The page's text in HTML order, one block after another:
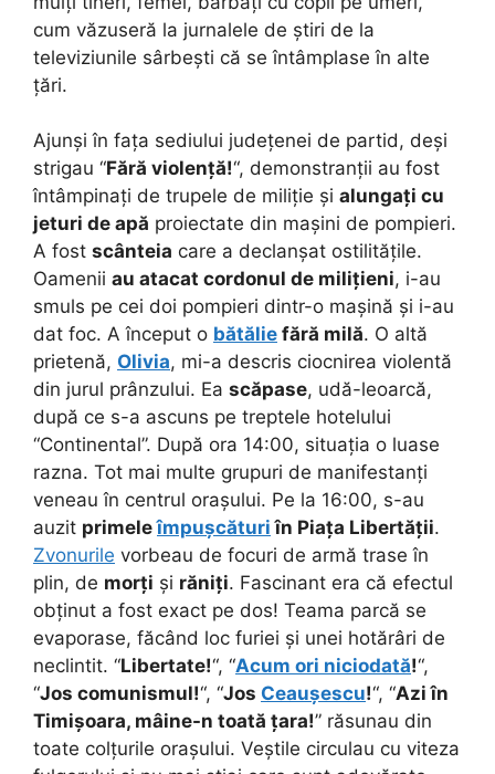
cum văzuseră la jurnalele de știri de la
televiziunile sârbești că se întâmplase în alte
țări.
Ajunși în fața sediului județenei de partid, deși
strigau “Fără violență!“, demonstranții au fost
întâmpinați de trupele de miliție și alungați cu
jeturi de apă proiectate din mașini de pompieri.
A fost scânteia care a declanșat ostilitățile.
Oamenii au atacat cordonul de milițieni, i-au
smuls pe cei doi pompieri dintr-o mașină și i-au
dat foc. A început o bătălie fără milă. O altă
prietenă, Olivia, mi-a descris ciocnirea violentă
din jurul prânzului. Ea scăpase, udă-leoarcă,
după ce s-a ascuns pe treptele hotelului
“Continental”. După ora 14:00, situația o luase
razna. Tot mai multe grupuri de manifestanți
veneau în centrul orașului. Pe la 16:00, s-au
auzit primeleîmpușcături în Piața Libertății.
Zvonurile vorbeau de focuri de armă trase în
plin, de morți și răniți. Fascinant era că efectul
obținut a fost exact pe dos! Teama parcă se
evaporase, făcând loc furiei și unei hotărâri de
neclintit. “Libertate!“, “Acum ori niciodată!“,
“Jos comunismul!“, “Jos Ceaușescu!“, “Azi în
Timișoara, mâine-n toată țara!” răsunau din
toate colțurile orașului. Veștile circulau cu viteza